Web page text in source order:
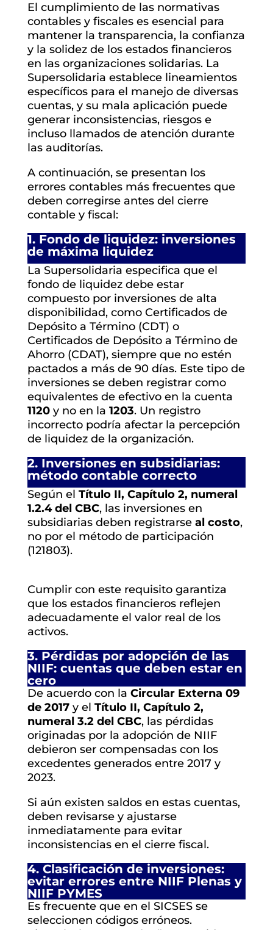
El cumplimiento de las normativas
contables y fiscales es esencial para
mantener la transparencia, la confianza
y la solidez de los estados financieros
en las organizaciones solidarias. La
Supersolidaria establece lineamientos
específicos para el manejo de diversas
cuentas, y su mala aplicación puede
generar inconsistencias, riesgos e
incluso llamados de atención durante
las auditorías.
A continuación, se presentan los
errores contables más frecuentes que
deben corregirse antes del cierre
contable y fiscal:
1. Fondo de liquidez: inversiones
de máxima liquidez
La Supersolidaria especifica que el
fondo de liquidez debe estar
compuesto por inversiones de alta
disponibilidad, como Certificados de
Depósito a Término (CDT) o
Certificados de Depósito a Término de
Ahorro (CDAT), siempre que no estén
pactados a más de 90 días. Este tipo de
inversiones se deben registrar como
equivalentes de efectivo en la cuenta
1120y no en la 1203. Un registro
incorrecto podría afectar la percepción
de liquidez de la organización.
2. Inversiones en subsidiarias:
método contable correcto
Según el Título II, Capítulo 2, numeral
1.2.4 del CBC, las inversiones en
subsidiarias deben registrarse al costo,
no por el método de participación
(121803).
Cumplir con este requisito garantiza
que los estados financieros reflejen
adecuadamente el valor real de los
activos.
3. Pérdidas por adopción de las
NIIF: cuentas que deben estar en
cero
De acuerdo con la Circular Externa 09
de 2017y el Título II, Capítulo 2,
numeral 3.2 del CBC, las pérdidas
originadas por la adopción de NIIF
debieron ser compensadas con los
excedentes generados entre 2017 y
2023.
Si aún existen saldos en estas cuentas,
deben revisarse y ajustarse
inmediatamente para evitar
inconsistencias en el cierre fiscal.
4. Clasificación de inversiones:
evitar errores entre NIIF Plenas y
NIIF PYMES
Es frecuente que en el SICSES se
seleccionen códigos erróneos.